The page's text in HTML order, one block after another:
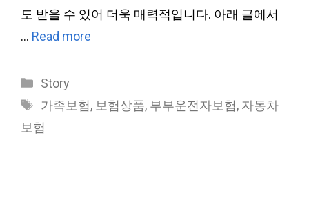
도 받을 수 있어 더욱 매력적입니다. 아래 글에서
… Read more
Categories
Story
Tags
가족보험, 보험상품, 부부운전자보험, 자동차
보험